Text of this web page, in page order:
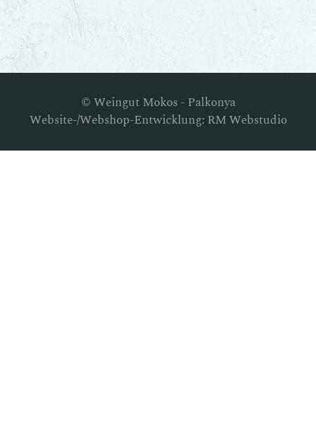
© Weingut Mokos - Palkonya
Website-/Webshop-Entwicklung: RM Webstudio